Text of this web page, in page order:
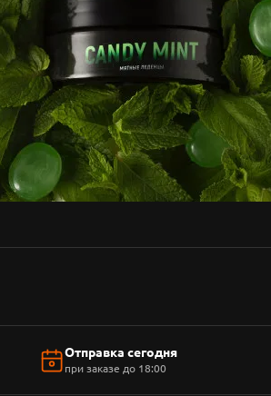
Отправка сегодня
при заказе до 18:00